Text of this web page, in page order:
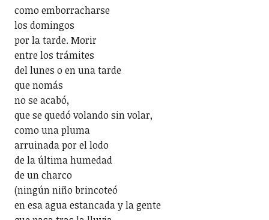
como emborracharse
los domingos
por la tarde. Morir
entre los trámites
del lunes o en una tarde
que nomás
no se acabó,
que se quedó volando sin volar,
como una pluma
arruinada por el lodo
de la última humedad
de un charco
(ningún niño brincoteó
en esa agua estancada y la gente